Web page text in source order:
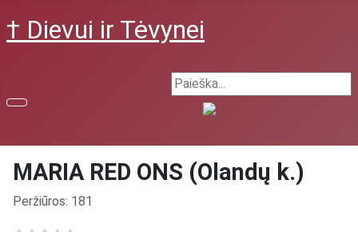
† Dievui ir Tėvynei
Search ...
MARIA RED ONS (Olandų k.)
Išsami informacija
Peržiūros: 181